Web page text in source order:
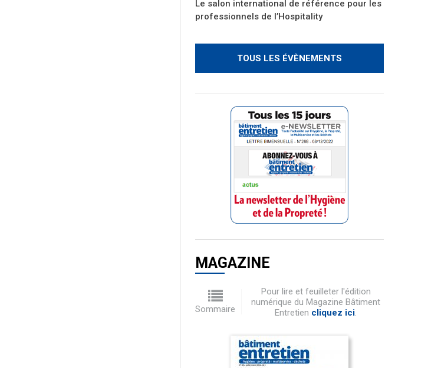
Le salon international de référence pour les
professionnels de l’Hospitality
TOUS LES ÉVÈNEMENTS
MAGAZINE
Sommaire
Pour lire et feuilleter l'édition
numérique du Magazine Bâtiment
Entretien cliquez ici